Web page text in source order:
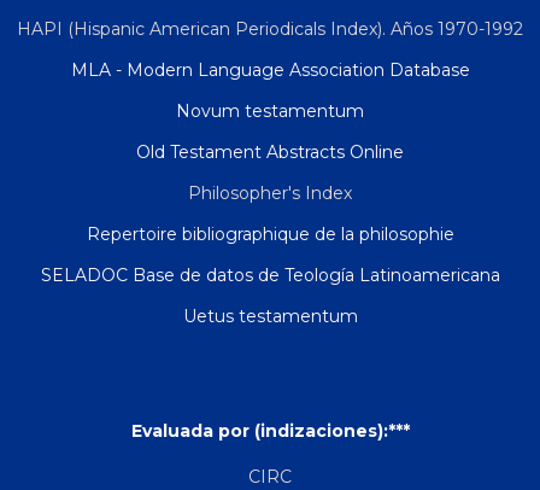
HAPI (Hispanic American Periodicals Index). Años 1970-1992
MLA - Modern Language Association Database
Novum testamentum
Old Testament Abstracts Online
Philosopher's Index
Repertoire bibliographique de la philosophie
SELADOC Base de datos de Teología Latinoamericana
Uetus testamentum
Evaluada por (indizaciones):***
CIRC